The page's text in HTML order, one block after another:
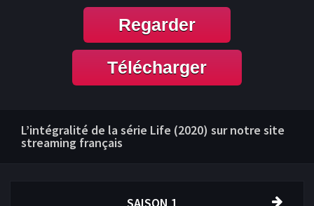
Regarder
Télécharger
L’intégralité de la série Life (2020) sur notre site
streaming français
SAISON 1